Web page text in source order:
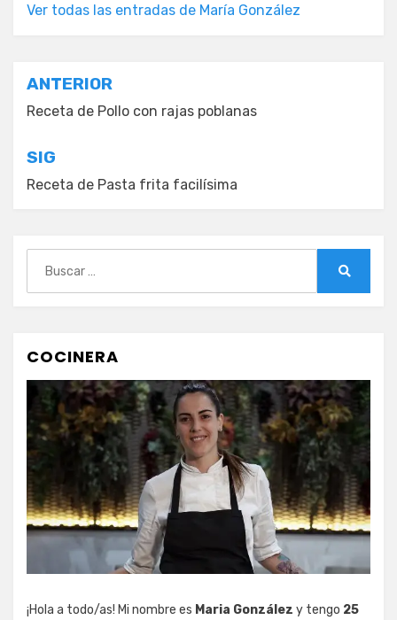
Ver todas las entradas de María González
Navegación
de
entradas
ANTERIOR
Receta de Pollo con rajas poblanas
SIG
Receta de Pasta frita facilísima
COCINERA
¡Hola a todo/as! Mi nombre es Maria González y tengo 25